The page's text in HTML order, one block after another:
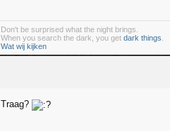
Don't be surprised what the night brings.
When you search the dark, you get dark things
Wat wij kijken
Traag?